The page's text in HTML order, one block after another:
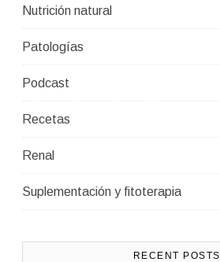
Nutrición natural
Patologías
Podcast
Recetas
Renal
Suplementación y fitoterapia
RECENT POSTS